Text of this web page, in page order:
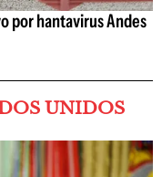
por hantavirus Andes
UNIDOS